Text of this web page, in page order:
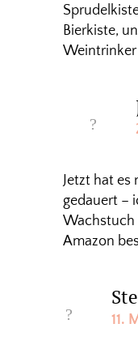
Bierkiste,
Weintrinker
Jetzt hat
gedauert –
Wachstuch
Amazon
11.